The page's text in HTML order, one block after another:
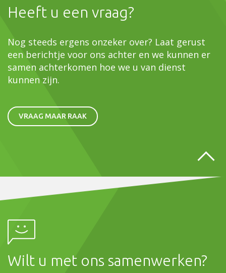
Heeft u een vraag?
Nog steeds ergens onzeker over? Laat gerust
een berichtje voor ons achter en we kunnen er
samen achterkomen hoe we u van dienst
kunnen zijn.
VRAAG MAAR RAAK
Wilt u met ons samenwerken?